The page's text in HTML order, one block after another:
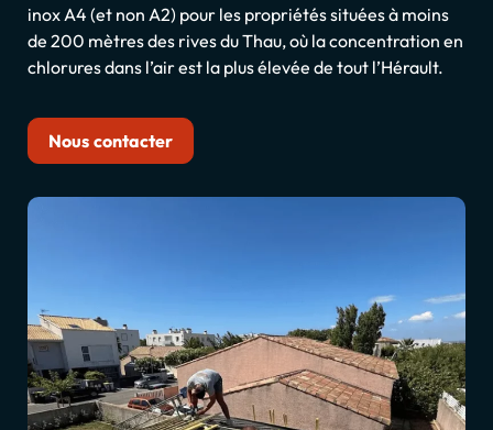
inox A4 (et non A2) pour les propriétés situées à moins
de 200 mètres des rives du Thau, où la concentration en
chlorures dans l’air est la plus élevée de tout l’Hérault.
Nous contacter